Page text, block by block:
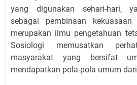
yang digunakan sehari-hari,
sebagai pembinaan
merupakan ilmu pengetahuan
Sosiologi memusatkan
masyarakat yang bersifat
mendapatkan pola-pola umum